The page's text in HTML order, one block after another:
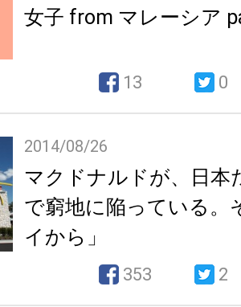
女子 from マレーシア
13 0
2014/08/26
マクドナルドが、日本
で窮地に陥っている。
イから」
353 2